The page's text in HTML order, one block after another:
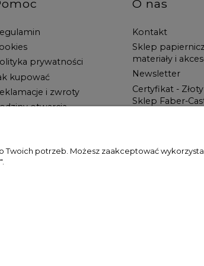
prywatności
kupować
i zwroty
otwarcia
O nas
Kontakt
Sklep
materiały i
Newsletter
Certyfikat -
Sklep Faber-
Wszystko dla
Artysty!
ich bez zgody właściciela witryny jest
potrzeb. Możesz zaakceptować